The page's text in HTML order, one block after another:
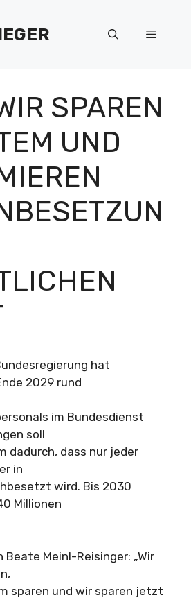
Menü
SPAREN
UND
hat
2029 rund
im Bundesdienst
soll
dadurch, dass nur jeder
in
wird. Bis 2030
Millionen
Beate Meinl-Reisinger: „Wir
sparen und wir sparen jetzt